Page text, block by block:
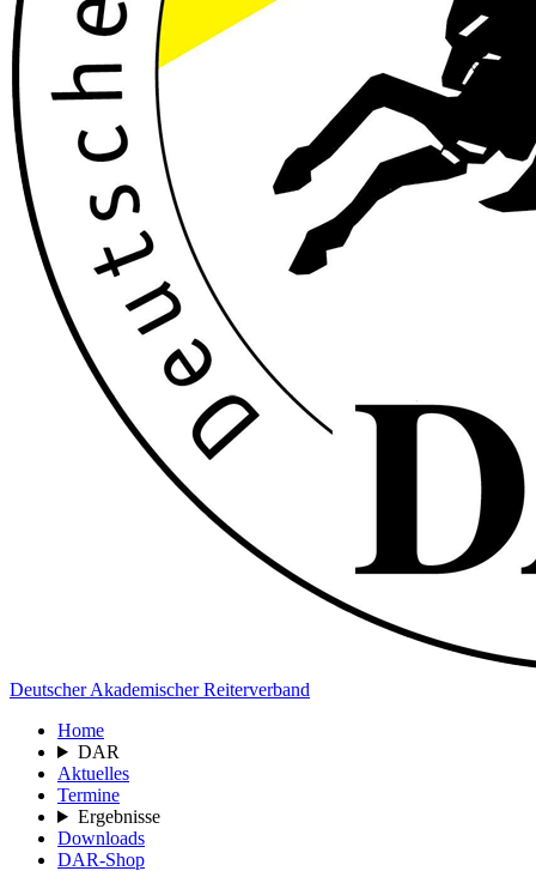
Deutscher Akademischer Reiterverband
Home
DAR
Aktuelles
Termine
Ergebnisse
Downloads
DAR-Shop